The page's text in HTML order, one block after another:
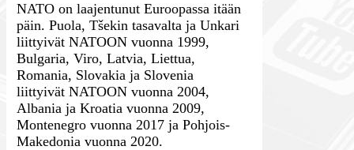
NATO on laajentunut Euroopassa itään
päin. Puola, Tšekin tasavalta ja Unkari
liittyivät NATOON vuonna 1999,
Bulgaria, Viro, Latvia, Liettua,
Romania, Slovakia ja Slovenia
liittyivät NATOON vuonna 2004,
Albania ja Kroatia vuonna 2009,
Montenegro vuonna 2017 ja Pohjois-
Makedonia vuonna 2020.